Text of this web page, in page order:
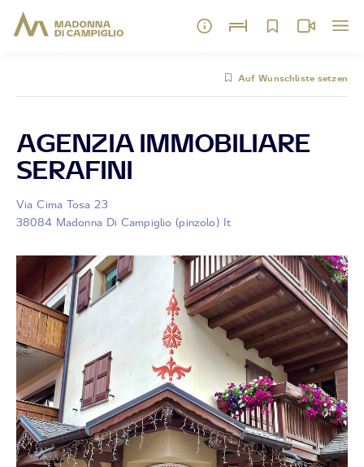
Auf Wunschliste setzen
AGENZIA IMMOBILIARE
SERAFINI
Via Cima Tosa 23
38084 Madonna Di Campiglio (pinzolo) It